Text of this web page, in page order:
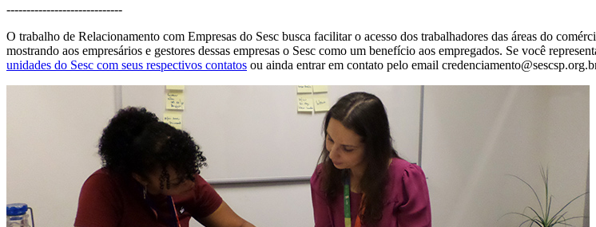
-----------------------------
O trabalho de Relacionamento com Empresas do Sesc busca facilitar o acesso dos trabalhadores das áreas do
mostrando aos empresários e gestores dessas empresas o Sesc como um benefício aos empregados. Se você
unidades do Sesc com seus respectivos contatos ou ainda entrar em contato pelo email